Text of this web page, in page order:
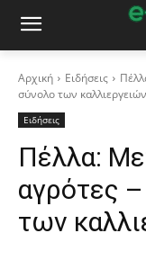
Αρχική Ειδήσεις
σύνολο των καλλιεργειών
Ειδήσεις
Πέλλα:
αγρότες
των